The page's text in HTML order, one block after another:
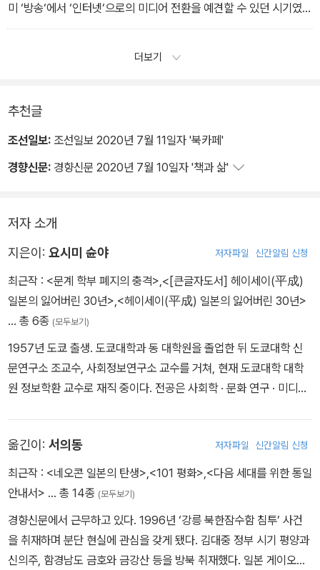
미 ‘방송‘에서 ‘인터넷‘으로의 미디어 전환을 예견할 수 있던 시기였
다. 플라즈마든 액정이든 TV는 이제 우리 생활의 기간 미디어가 아닌
더보기
추천글
조선일보: 조선일보 2020년 7월 11일자 '북카페'
경향신문: 경향신문 2020년 7월 10일자 '책과 삶'
저자 소개
지은이: 요시미 슌야 저자파일 신간알림 신청
최근작 : <문계 학부 폐지의 충격> <[큰글자도서] 헤이세이(平成)
일본의 잃어버린 30년> <헤이세이(平成) 일본의 잃어버린 30년>
… 총 6종 (모두보기)
1957년 도쿄 출생. 도쿄대학과 동 대학원을 졸업한 뒤 도쿄대학 신
문연구소 조교수, 사회정보연구소 교수를 거쳐, 현재 도쿄대학 대학
원 정보학환 교수로 재직 중이다. 전공은 사회학 · 문화 연구 · 미디어
미국에 살다』, 『대예언-'역사의 척도'가 나타내는 미래』, 『전후와 재
후의 사이-용융하는 미디어와 사회』 등 다수 있다.
옮긴이: 서의동 저자파일 신간알림 신청
최근작 : <네오콘 일본의 탄생> <101 평화> <다음 세대를 위한 통일
안내서> … 총 14종 (모두보기)
경향신문에서 근무하고 있다. 1996년 ‘강릉 북한잠수함 침투’ 사건
을 취재하며 분단 현실에 관심을 갖게 됐다. 김대중 정부 시기 평양과
신의주, 함경남도 금호와 금강산 등을 방북 취재했다. 일본 게이오대